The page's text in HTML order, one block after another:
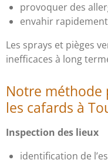
provoquer des
envahir
Les sprays et pièges
inefficaces à long
Notre méthode
les cafards à
Inspection des lieux
identification de